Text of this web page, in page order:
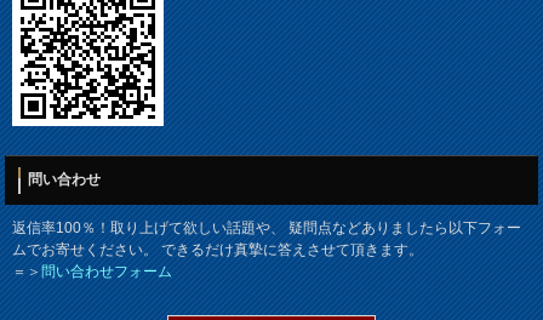
問い合わせ
返信率100％！取り上げて欲しい話題や、 疑問点などありましたら以下フォー
ムでお寄せください。 できるだけ真摯に答えさせて頂きます。
＝＞問い合わせフォーム